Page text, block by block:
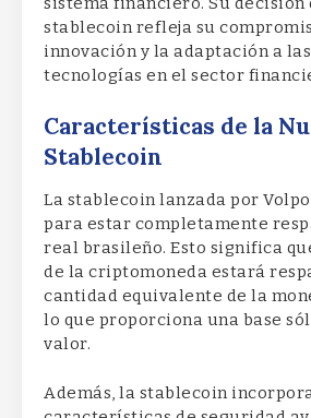
stablecoin refleja su
innovación y la adaptación a
tecnologías en el sector
Características de la
Stablecoin
La stablecoin lanzada por
para estar completamente
real brasileño. Esto significa
de la criptomoneda estará
cantidad equivalente de la
lo que proporciona una base
valor.
Además, la stablecoin